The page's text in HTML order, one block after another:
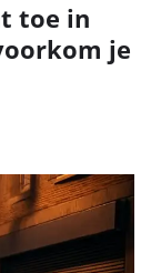
toe in
je